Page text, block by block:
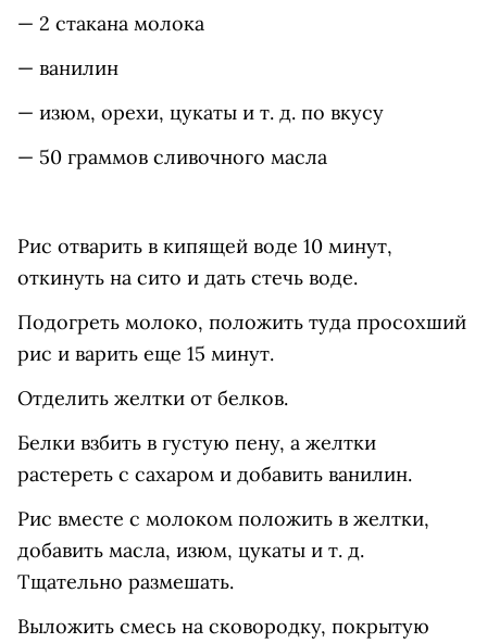
— 2 стакана молока
— ванилин
— изюм, орехи, цукаты и т. д. по вкусу
— 50 граммов сливочного масла
Рис отварить в кипящей воде 10 минут,
откинуть на сито и дать стечь воде.
Подогреть молоко, положить туда просохший
рис и варить еще 15 минут.
Отделить желтки от белков.
Белки взбить в густую пену, а желтки
растереть с сахаром и добавить ванилин.
Рис вместе с молоком положить в желтки,
добавить масла, изюм, цукаты и т. д.
Тщательно размешать.
Выложить смесь на сковородку, покрытую